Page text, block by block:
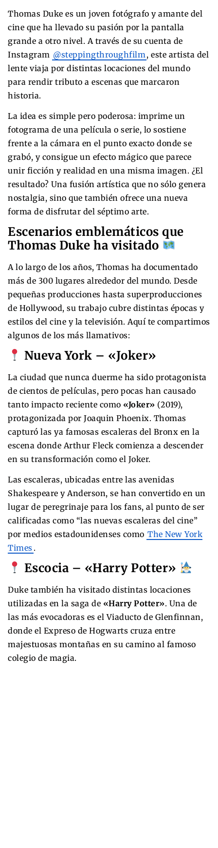
Thomas Duke es un joven fotógrafo y amante del
cine que ha llevado su pasión por la pantalla
grande a otro nivel. A través de su cuenta de
Instagram @steppingthroughfilm , este artista del
lente viaja por distintas locaciones del mundo
para rendir tributo a escenas que marcaron
historia.
La idea es simple pero poderosa: imprime un
fotograma de una película o serie, lo sostiene
frente a la cámara en el punto exacto donde se
grabó, y consigue un efecto mágico que parece
unir ficción y realidad en una misma imagen. ¿El
resultado? Una fusión artística que no sólo genera
nostalgia, sino que también ofrece una nueva
forma de disfrutar del séptimo arte.
Escenarios emblemáticos que
Thomas Duke ha visitado
A lo largo de los años, Thomas ha documentado
más de 300 lugares alrededor del mundo. Desde
pequeñas producciones hasta superproducciones
de Hollywood, su trabajo cubre distintas épocas y
estilos del cine y la televisión. Aquí te compartimos
algunos de los más llamativos:
Nueva York – «Joker»
La ciudad que nunca duerme ha sido protagonista
de cientos de películas, pero pocas han causado
tanto impacto reciente como «Joker» (2019),
protagonizada por Joaquin Phoenix. Thomas
capturó las ya famosas escaleras del Bronx en la
escena donde Arthur Fleck comienza a descender
en su transformación como el Joker.
Las escaleras, ubicadas entre las avenidas
Shakespeare y Anderson, se han convertido en un
lugar de peregrinaje para los fans, al punto de ser
calificadas como “las nuevas escaleras del cine”
por medios estadounidenses como The New York
Times .
Escocia – «Harry Potter»
Duke también ha visitado distintas locaciones
utilizadas en la saga de «Harry Potter». Una de
las más evocadoras es el Viaducto de Glenfinnan,
donde el Expreso de Hogwarts cruza entre
majestuosas montañas en su camino al famoso
colegio de magia.